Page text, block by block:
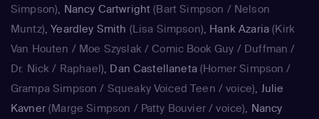
Simpson), Nancy Cartwright (Bart Simpson / Nelson
Muntz),Yeardley Smith (Lisa Simpson), Hank Azaria (Kirk
Van Houten / Moe Szyslak / Comic Book Guy / Duffman /
Dr. Nick / Raphael), Dan Castellaneta(Homer Simpson /
Grampa Simpson / Squeaky Voiced Teen / voice), Julie
Kavner(Marge Simpson / Patty Bouvier / voice), Nancy